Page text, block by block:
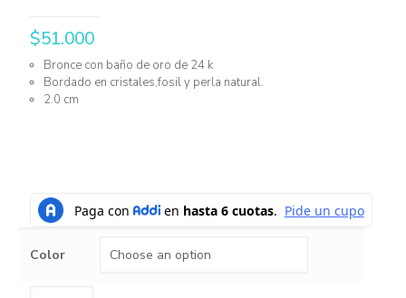
$51.000
Bronce con baño de oro de 24 k
Bordado en cristales,fosil y perla natural.
2.0 cm
Color